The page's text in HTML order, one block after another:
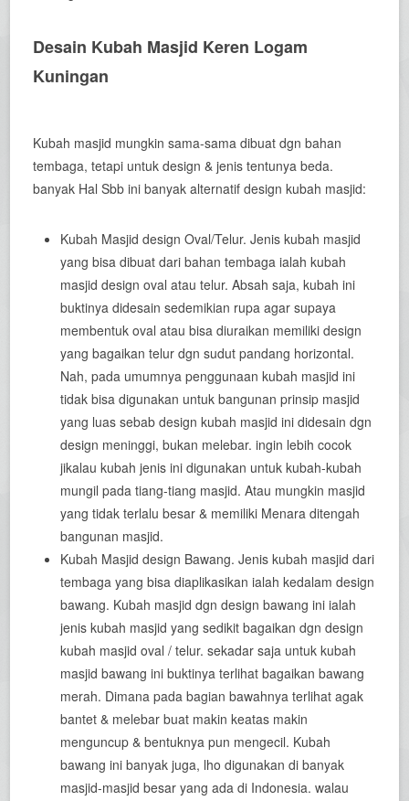
Desain Kubah Masjid Keren Logam
Kuningan
Kubah masjid mungkin sama-sama dibuat dgn bahan
tembaga, tetapi untuk design & jenis tentunya beda.
banyak Hal Sbb ini banyak alternatif design kubah masjid:
Kubah Masjid design Oval/Telur. Jenis kubah masjid
yang bisa dibuat dari bahan tembaga ialah kubah
masjid design oval atau telur. Absah saja, kubah ini
buktinya didesain sedemikian rupa agar supaya
membentuk oval atau bisa diuraikan memiliki design
yang bagaikan telur dgn sudut pandang horizontal.
Nah, pada umumnya penggunaan kubah masjid ini
tidak bisa digunakan untuk bangunan prinsip masjid
yang luas sebab design kubah masjid ini didesain dgn
design meninggi, bukan melebar. ingin lebih cocok
jikalau kubah jenis ini digunakan untuk kubah-kubah
mungil pada tiang-tiang masjid. Atau mungkin masjid
yang tidak terlalu besar & memiliki Menara ditengah
bangunan masjid.
Kubah Masjid design Bawang. Jenis kubah masjid dari
tembaga yang bisa diaplikasikan ialah kedalam design
bawang. Kubah masjid dgn design bawang ini ialah
jenis kubah masjid yang sedikit bagaikan dgn design
kubah masjid oval / telur. sekadar saja untuk kubah
masjid bawang ini buktinya terlihat bagaikan bawang
merah. Dimana pada bagian bawahnya terlihat agak
bantet & melebar buat makin keatas makin
menguncup & bentuknya pun mengecil. Kubah
bawang ini banyak juga, lho digunakan di banyak
masjid-masjid besar yang ada di Indonesia. walau